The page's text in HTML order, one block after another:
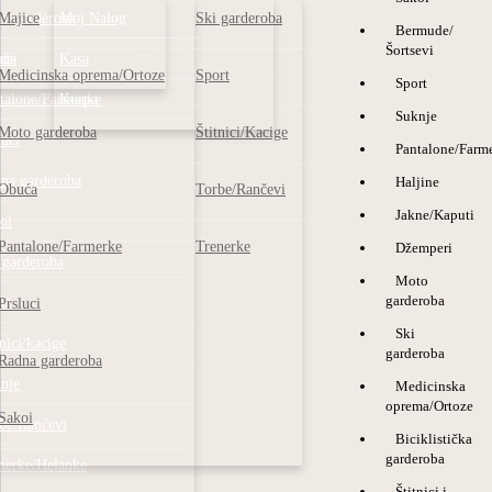
Bermude/
Šortsevi
Sport
Suknje
Pantalone/
Haljine
Jakne/Kaputi
Džemperi
Moto
garderoba
Ski
garderoba
Medicinska
oprema/Ortoze
Biciklistička
garderoba
garderoba
Farmerke
garderoba
kacige
Rančevi
Helanke
oprema/Ortoze
garderoba
Farmerke
garderoba
Sakoi
Ski garderoba
Sport
Štitnici/Kacige
Torbe/Rančevi
Trenerke
Moj Nalog
Kasa
Korpa